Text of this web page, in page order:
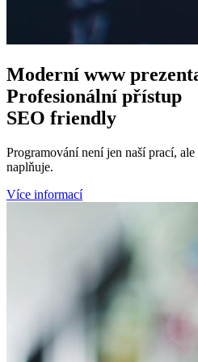
Moderní www
Profesionální přístup
SEO friendly
Programování není jen naší prací,
naplňuje.
Více informací